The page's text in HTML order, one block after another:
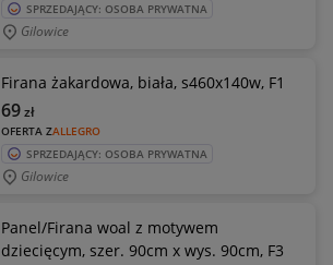
SPRZEDAJĄCY: OSOBA PRYWATNA
Gilowice
Firana żakardowa, biała, s460x140w, F1
OFERTA ZALLEGRO
69zł
SPRZEDAJĄCY: OSOBA PRYWATNA
Gilowice
Panel/Firana woal z motywem
dziecięcym, szer. 90cm x wys. 90cm, F3